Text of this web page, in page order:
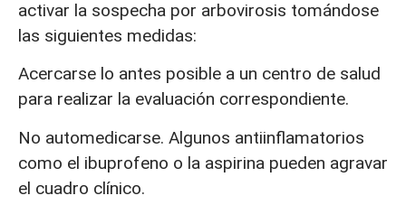
activar la sospecha por arbovirosis tomándose
las siguientes medidas:
Acercarse lo antes posible a un centro de salud
para realizar la evaluación correspondiente.
No automedicarse. Algunos antiinflamatorios
como el ibuprofeno o la aspirina pueden agravar
el cuadro clínico.